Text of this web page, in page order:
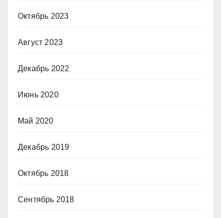
Октябрь 2023
Август 2023
Декабрь 2022
Июнь 2020
Май 2020
Декабрь 2019
Октябрь 2018
Сентябрь 2018